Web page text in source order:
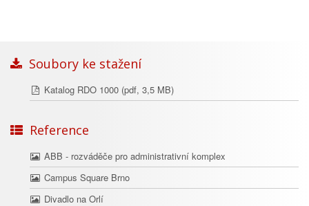
Soubory ke stažení
Katalog RDO 1000(pdf, 3,5 MB)
Reference
ABB - rozváděče pro administrativní komplex
Campus Square Brno
Divadlo na Orlí